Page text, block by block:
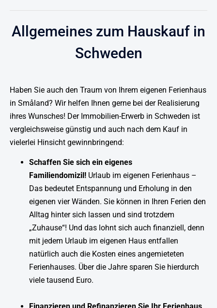
Allgemeines zum Hauskauf in
Schweden
Haben Sie auch den Traum von Ihrem eigenen Ferienhaus
in Småland? Wir helfen Ihnen gerne bei der Realisierung
ihres Wunsches! Der Immobilien-Erwerb in Schweden ist
vergleichsweise günstig und auch nach dem Kauf in
vielerlei Hinsicht gewinnbringend:
Schaffen Sie sich ein eigenes
Familiendomizil! Urlaub im eigenen Ferienhaus –
Das bedeutet Entspannung und Erholung in den
eigenen vier Wänden. Sie können in Ihren Ferien den
Alltag hinter sich lassen und sind trotzdem
„Zuhause“! Und das lohnt sich auch finanziell, denn
mit jedem Urlaub im eigenen Haus entfallen
natürlich auch die Kosten eines angemieteten
Ferienhauses. Über die Jahre sparen Sie hierdurch
viele tausend Euro.